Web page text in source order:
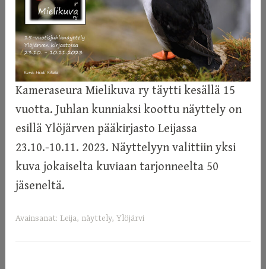
Kameraseura Mielikuva ry täytti kesällä 15
vuotta. Juhlan kunniaksi koottu näyttely on
esillä Ylöjärven pääkirjasto Leijassa
23.10.-10.11. 2023. Näyttelyyn valittiin yksi
kuva jokaiselta kuviaan tarjonneelta 50
jäseneltä.
Avainsanat: Leija, näyttely,Ylöjärvi